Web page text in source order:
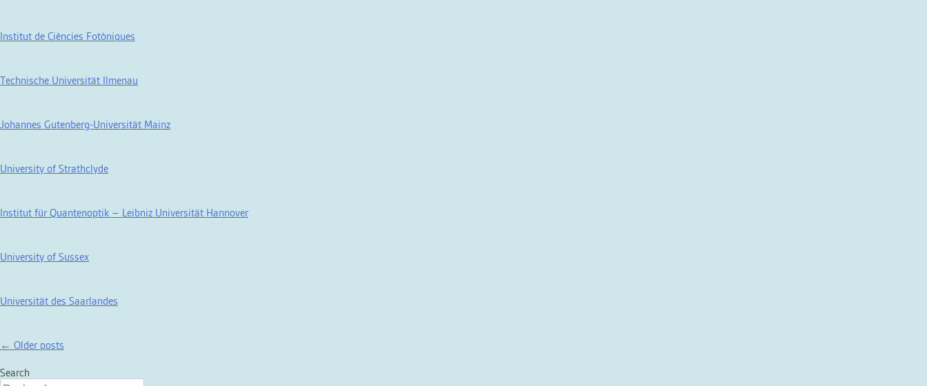
Institut de Ciències Fotòniques
Technische Universität Ilmenau
Johannes Gutenberg-Universität Mainz
University of Strathclyde
Institut für Quantenoptik – Leibniz Universität Hannover
University of Sussex
Universität des Saarlandes
Posts
← Older posts
Search
Rechercher :